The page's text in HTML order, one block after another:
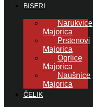
BISERI
Narukvice
Majorica
Prstenovi
Majorica
Ogrlice
Majorica
Naušnice
Majorica
ČELIK